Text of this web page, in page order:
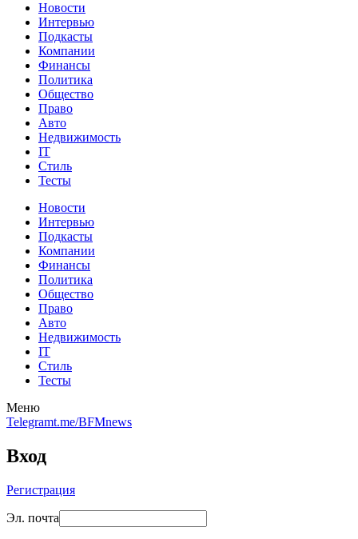
Новости
Интервью
Подкасты
Компании
Финансы
Политика
Общество
Право
Авто
Недвижимость
IT
Стиль
Тесты
Новости
Интервью
Подкасты
Компании
Финансы
Политика
Общество
Право
Авто
Недвижимость
IT
Стиль
Тесты
Меню
Telegramt.me/BFMnews
Вход
Регистрация
Эл. почта